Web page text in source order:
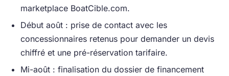
marketplace BoatCible.com.
Début août : prise de contact avec les
concessionnaires retenus pour demander un devis
chiffré et une pré-réservation tarifaire.
Mi-août : finalisation du dossier de financement